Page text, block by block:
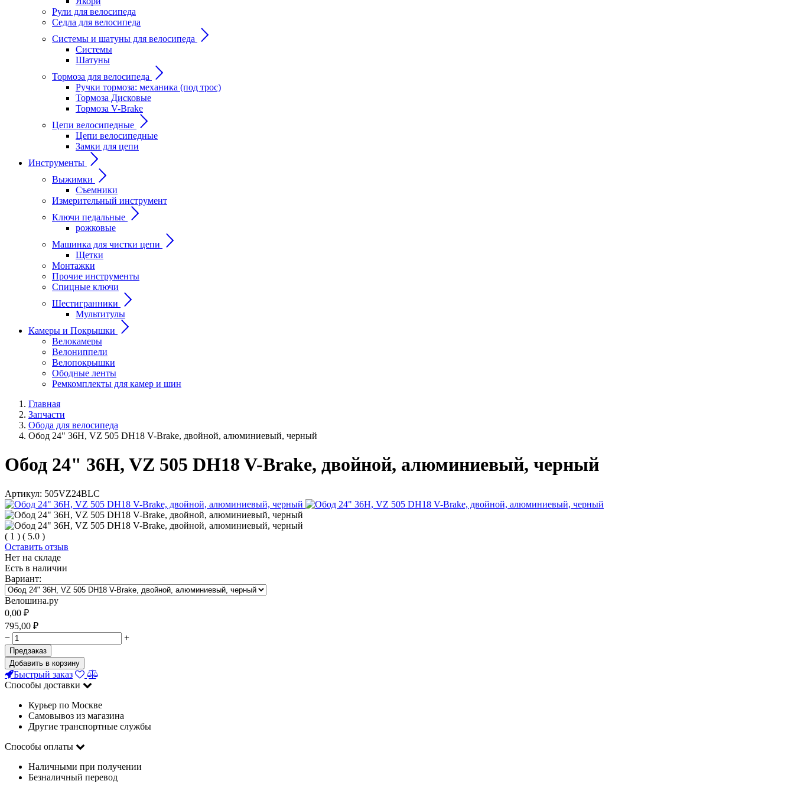
Рули для велосипеда
Седла для велосипеда
Системы и шатуны для велосипеда
Системы
Шатуны
Тормоза для велосипеда
Ручки тормоза: механика (под трос)
Тормоза Дисковые
Тормоза V-Brake
Цепи велосипедные
Цепи велосипедные
Замки для цепи
Инструменты
Выжимки
Съемники
Измерительный инструмент
Ключи педальные
рожковые
Машинка для чистки цепи
Щетки
Монтажки
Прочие инструменты
Спицные ключи
Шестигранники
Мультитулы
Камеры и Покрышки
Велокамеры
Велониппели
Велопокрышки
Ободные ленты
Ремкомплекты для камер и шин
Главная
Запчасти
Обода для велосипеда
Обод 24" 36H, VZ 505 DH18 V-Brake, двойной, алюминиевый, черный
Обод 24" 36H, VZ 505 DH18 V-Brake, двойной, алюминиевый, черный
Артикул: 505VZ24BLC
( 1 ) ( 5.0 )
Оставить отзыв
Нет на складе
Есть в наличии
Вариант:
Велошина.ру
0,00 ₽
795,00 ₽
−
+
Предзаказ
Добавить в корзину
Быстрый заказ
Способы доставки
Курьер по Москве
Самовывоз из магазина
Другие транспортные службы
Способы оплаты
Наличными при получении
Безналичный перевод